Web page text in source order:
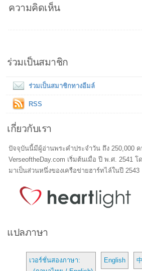
ความคิดเห็น
ร่วมเป็นสมาชิก
ร่วมเป็นสมาชิกทางอีมล์
RSS
เกี่ยวกับเรา
ปัจจุบันนี้มีผู้อ่านพระคำประจำวัน ถึง 250,000 ค
VerseoftheDay.com เริ่มต้นเมื่อ ปี พ.ศ. 2541
มาเป็นส่วนหนึ่งของเครือข่ายฮาร์ทไล์ในปี 2543
แปลภาษา
เวอร์ชั่นสองภาษา:
English